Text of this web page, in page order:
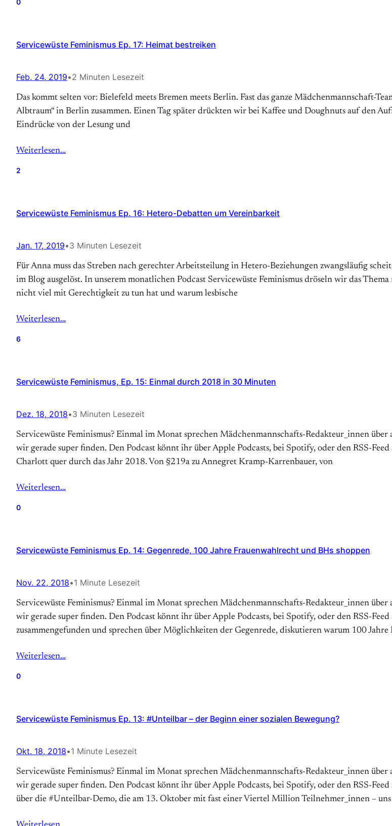
0
Servicewüste Feminismus Ep. 17: Heimat bestreiken
Feb. 24, 2019•2 Minuten Lesezeit
Das kommt selten vor: Bielefeld meets Bremen meets Berlin. Fast das ganze Mädchenmannschaft-
Albtraum“ in Berlin zusammen. Einen Tag später drückten wir bei Kaffee und Doughnuts auf den
Eindrücke von der Lesung und
Weiterlesen…
2
Servicewüste Feminismus Ep. 16: Hetero-Debatten um Vereinbarkeit
Jan. 17, 2019•3 Minuten Lesezeit
Für Anna muss das Streben nach gerechter Arbeitsteilung in Hetero-Beziehungen zwangsläufig
im Blog ausgelöst. In unserem monatlichen Podcast Servicewüste Feminismus dröseln wir das
nicht viel mit Gerechtigkeit zu tun hat und warum lesbische
Weiterlesen…
6
Servicewüste Feminismus, Ep. 15: Einmal durch 2018 in 30 Minuten
Dez. 18, 2018•3 Minuten Lesezeit
Servicewüste Feminismus? Einmal im Monat sprechen Mädchenmannschafts-Redakteur_innen
wir gerade super finden. Den Podcast könnt ihr über Apple Podcasts, bei Spotify, oder den RSS-
Charlott quer durch das Jahr 2018. Von §219a zu Annegret Kramp-Karrenbauer, von
Weiterlesen…
0
Servicewüste Feminismus Ep. 14: Gegenrede, 100 Jahre Frauenwahlrecht und BHs shoppen
Nov. 22, 2018•1 Minute Lesezeit
Servicewüste Feminismus? Einmal im Monat sprechen Mädchenmannschafts-Redakteur_innen
wir gerade super finden. Den Podcast könnt ihr über Apple Podcasts, bei Spotify, oder den RSS-
zusammengefunden und sprechen über Möglichkeiten der Gegenrede, diskutieren warum 100
Weiterlesen…
0
Servicewüste Feminismus Ep. 13: #Unteilbar – der Beginn einer sozialen Bewegung?
Okt. 18, 2018•1 Minute Lesezeit
Servicewüste Feminismus? Einmal im Monat sprechen Mädchenmannschafts-Redakteur_innen
wir gerade super finden. Den Podcast könnt ihr über Apple Podcasts, bei Spotify, oder den RSS-
über die #Unteilbar-Demo, die am 13. Oktober mit fast einer Viertel Million Teilnehmer_innen –